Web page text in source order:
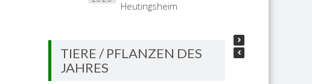
Heutingsheim
TIERE / PFLANZEN DES
JAHRES